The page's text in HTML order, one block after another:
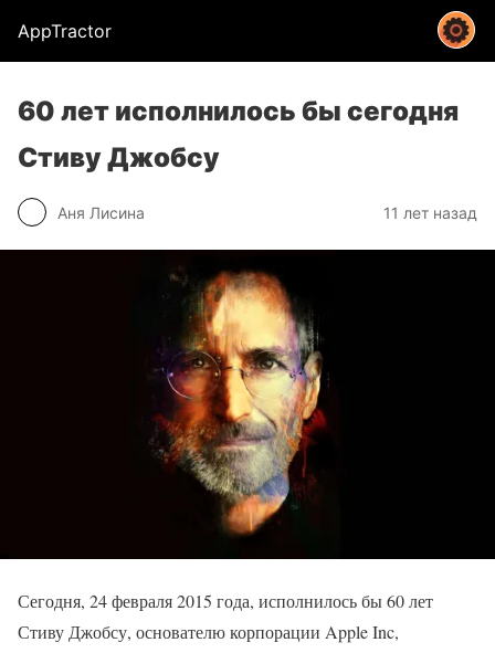
AppTractor
60 лет исполнилось бы сегодня
Стиву Джобсу
Аня Лисина 11 лет назад
Сегодня, 24 февраля 2015 года, исполнилось бы 60 лет
Стиву Джобсу, основателю корпорации Apple Inc,